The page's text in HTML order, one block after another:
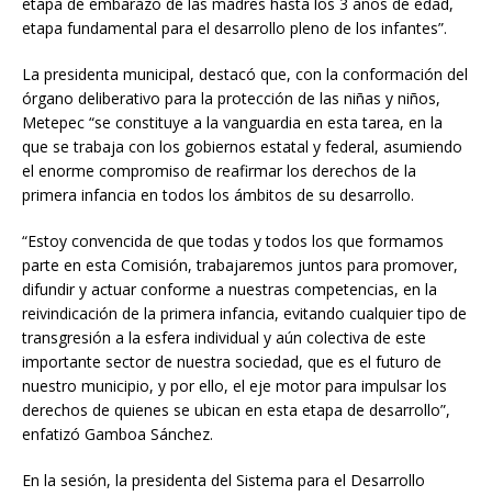
etapa fundamental para el desarrollo pleno de los infantes”.
La presidenta municipal, destacó que, con la conformación del
órgano deliberativo para la protección de las niñas y niños,
Metepec “se constituye a la vanguardia en esta tarea, en la
que se trabaja con los gobiernos estatal y federal, asumiendo
el enorme compromiso de reafirmar los derechos de la
primera infancia en todos los ámbitos de su desarrollo.
“Estoy convencida de que todas y todos los que formamos
parte en esta Comisión, trabajaremos juntos para promover,
difundir y actuar conforme a nuestras competencias, en la
reivindicación de la primera infancia, evitando cualquier tipo de
transgresión a la esfera individual y aún colectiva de este
importante sector de nuestra sociedad, que es el futuro de
nuestro municipio, y por ello, el eje motor para impulsar los
derechos de quienes se ubican en esta etapa de desarrollo”,
enfatizó Gamboa Sánchez.
En la sesión, la presidenta del Sistema para el Desarrollo